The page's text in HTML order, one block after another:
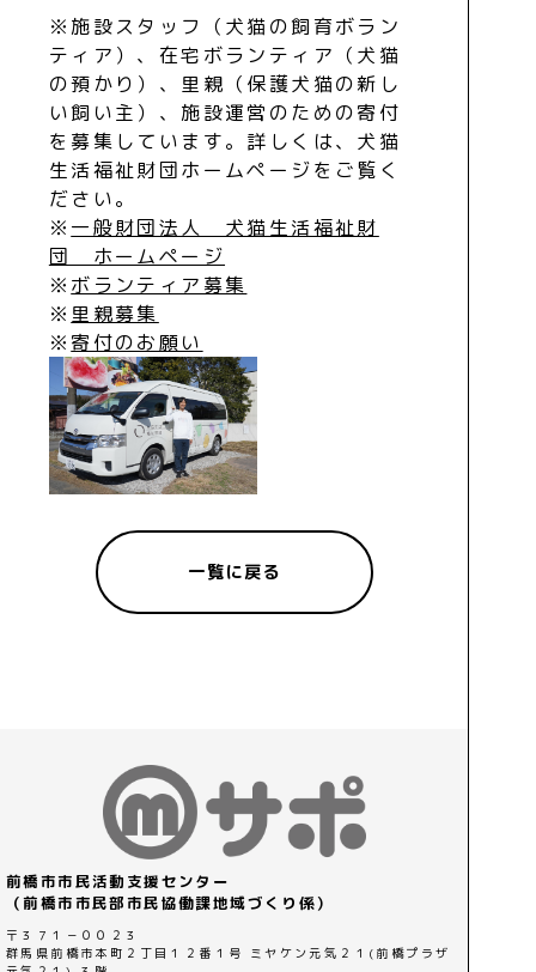
※施設スタッフ（犬猫の飼育ボラン
ティア）、在宅ボランティア（犬猫
の預かり）、里親（保護犬猫の新し
い飼い主）、施設運営のための寄付
を募集しています。詳しくは、犬猫
生活福祉財団ホームページをご覧く
ださい。
※ 一般財団法人 犬猫生活福祉財
団 ホームページ
※ ボランティア募集
※ 里親募集
※ 寄付のお願い
一覧に戻る
前橋市市民活動支援センター
（前橋市市民部市民協働課地域づくり係）
〒３７１－００２３
群馬県前橋市本町２丁目１２番１号 ミヤケン元気２１(前橋プラザ